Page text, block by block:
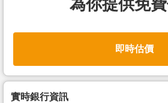
為你提供免
即時估價
實時銀行資訊